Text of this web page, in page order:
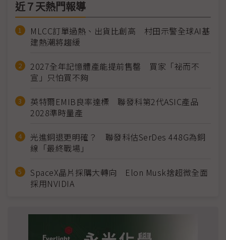
近７天熱門報導
MLCC訂單過熱、出貨比創高 村田示警全球AI基
建熱潮將趨緩
2027全年記憶體產能提前售罄 買家「祕而不
宣」只怕買不夠
英特爾EMIB良率達標 聯發科第2代ASIC產品
2028準時量產
光進銅退更明確？ 聯發科估SerDes 448G為銅
線「最終戰場」
SpaceX晶片採購大轉向 Elon Musk捨超微全面
採用NVIDIA